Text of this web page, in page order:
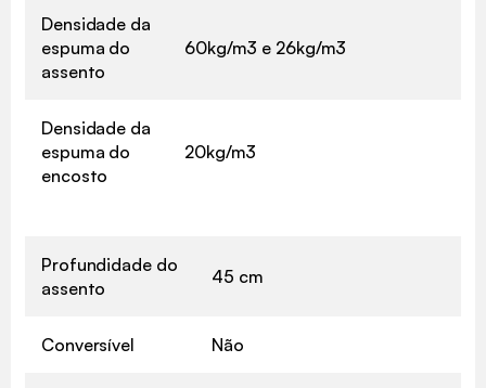
Densidade da
espuma do
assento
60kg/m3 e 26kg/m3
Densidade da
espuma do
encosto
20kg/m3
Profundidade do
assento
45 cm
Conversível Não